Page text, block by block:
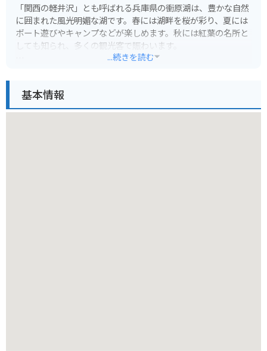
「関西の軽井沢」とも呼ばれる兵庫県の衝原湖は、豊かな自然
に囲まれた風光明媚な湖です。春には湖畔を桜が彩り、夏には
ボート遊びやキャンプなどが楽しめます。秋には紅葉の名所と
しても知られ、多くの観光客で賑わいます。
です。
...続きを読む
基本情報